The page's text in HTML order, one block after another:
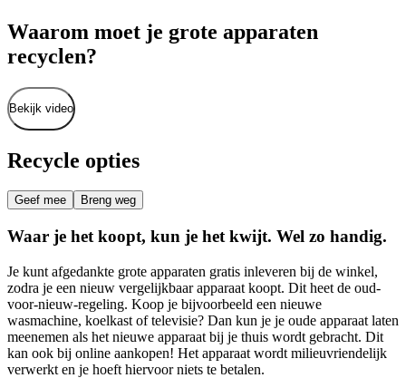
Waarom moet je grote apparaten
recyclen?
Bekijk video
Recycle opties
Geef mee Breng weg
Waar je het koopt, kun je het kwijt. Wel zo handig.
Je kunt afgedankte grote apparaten gratis inleveren bij de winkel,
zodra je een nieuw vergelijkbaar apparaat koopt. Dit heet de oud-
voor-nieuw-regeling. Koop je bijvoorbeeld een nieuwe
wasmachine, koelkast of televisie? Dan kun je je oude apparaat laten
meenemen als het nieuwe apparaat bij je thuis wordt gebracht. Dit
kan ook bij online aankopen! Het apparaat wordt milieuvriendelijk
verwerkt en je hoeft hiervoor niets te betalen.